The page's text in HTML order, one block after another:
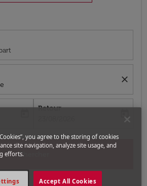
close
Retour
fc-booking-return-date-aria-label
Chercher
you agree to the storing of cookies
site navigation, analyze site usage, and
efforts.
Accept All Cookies